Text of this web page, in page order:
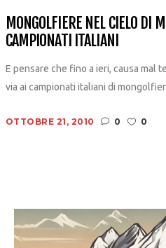
MONGOLFIERE NEL CIELO DI
CAMPIONATI ITALIANI
E pensare che fino a ieri, causa mal
via ai campionati italiani di
OTTOBRE 21, 2010 0 0